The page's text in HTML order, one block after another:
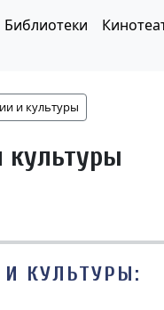
Библиотеки
и культуры
культуры
КУЛЬТУРЫ: